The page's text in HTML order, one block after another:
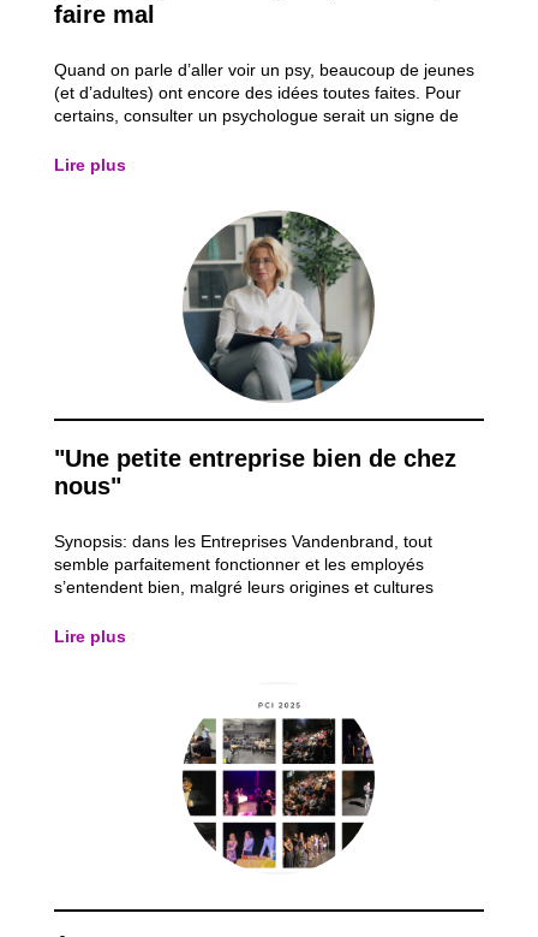
faire mal
Quand on parle d’aller voir un psy, beaucoup de jeunes
(et d’adultes) ont encore des idées toutes faites. Pour
certains, consulter un psychologue serait un signe de
“vraiment malades” font. On entend parfois des phrases
Lire plus
"Une petite entreprise bien de chez
nous"
Synopsis: dans les Entreprises Vandenbrand, tout
semble parfaitement fonctionner et les employés
s’entendent bien, malgré leurs origines et cultures
pour un entretien d’embauche, on réalise que certains
Lire plus